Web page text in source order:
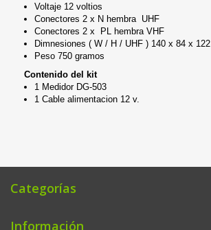
Voltaje 12 voltios
Conectores 2 x N hembra UHF
Conectores 2 x PL hembra VHF
Dimnesiones ( W / H / UHF ) 140 x 84 x 122
Peso 750 gramos
Contenido del kit
1 Medidor DG-503
1 Cable alimentacion 12 v.
Categorías
Información